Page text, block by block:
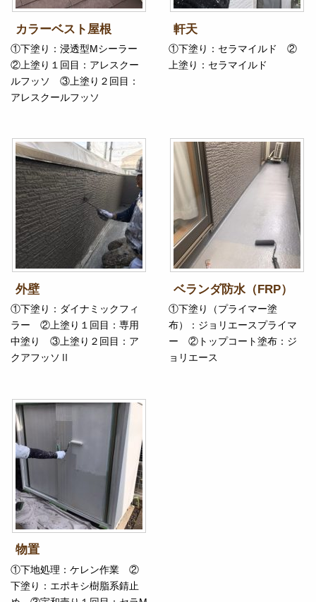
カラーベスト屋根
①下塗り：浸透型Mシーラー
②上塗り１回目：アレスクー
ルフッソ ③上塗り２回目：
アレスクールフッソ
軒天
①下塗り：セラマイルド ②
上塗り：セラマイルド
外壁
①下塗り：ダイナミックフィ
ラー ②上塗り１回目：専用
中塗り ③上塗り２回目：ア
クアフッソⅡ
ベランダ防水（FRP）
①下塗り（プライマー塗
布）：ジョリエースプライマ
ー ②トップコート塗布：ジ
ョリエース
物置
①下地処理：ケレン作業 ②
下塗り：エポキシ樹脂系錆止